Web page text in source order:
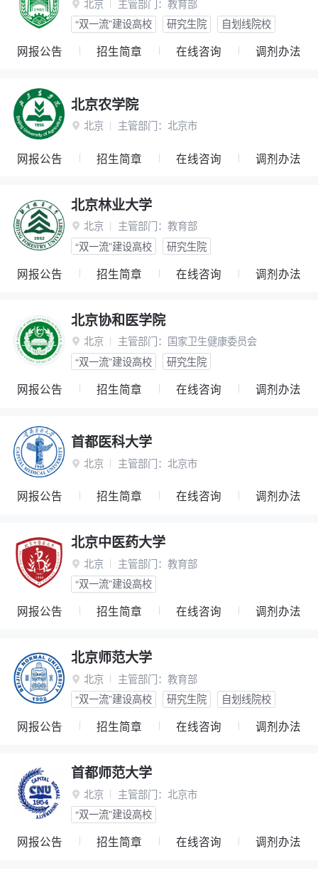
 北京 主管部门： 教育部
“双一流”建设高校
研究生院 自划线院校
网报公告 招生简章 在线咨询 调剂办法
北京农学院
 北京 主管部门： 北京市
网报公告 招生简章 在线咨询 调剂办法
北京林业大学
 北京 主管部门： 教育部
“双一流”建设高校
研究生院
网报公告 招生简章 在线咨询 调剂办法
北京协和医学院
 北京 主管部门： 国家卫生健康委员会
“双一流”建设高校
研究生院
网报公告 招生简章 在线咨询 调剂办法
首都医科大学
 北京 主管部门： 北京市
网报公告 招生简章 在线咨询 调剂办法
北京中医药大学
 北京 主管部门： 教育部
“双一流”建设高校
网报公告 招生简章 在线咨询 调剂办法
北京师范大学
 北京 主管部门： 教育部
“双一流”建设高校
研究生院 自划线院校
网报公告 招生简章 在线咨询 调剂办法
首都师范大学
 北京 主管部门： 北京市
“双一流”建设高校
网报公告 招生简章 在线咨询 调剂办法